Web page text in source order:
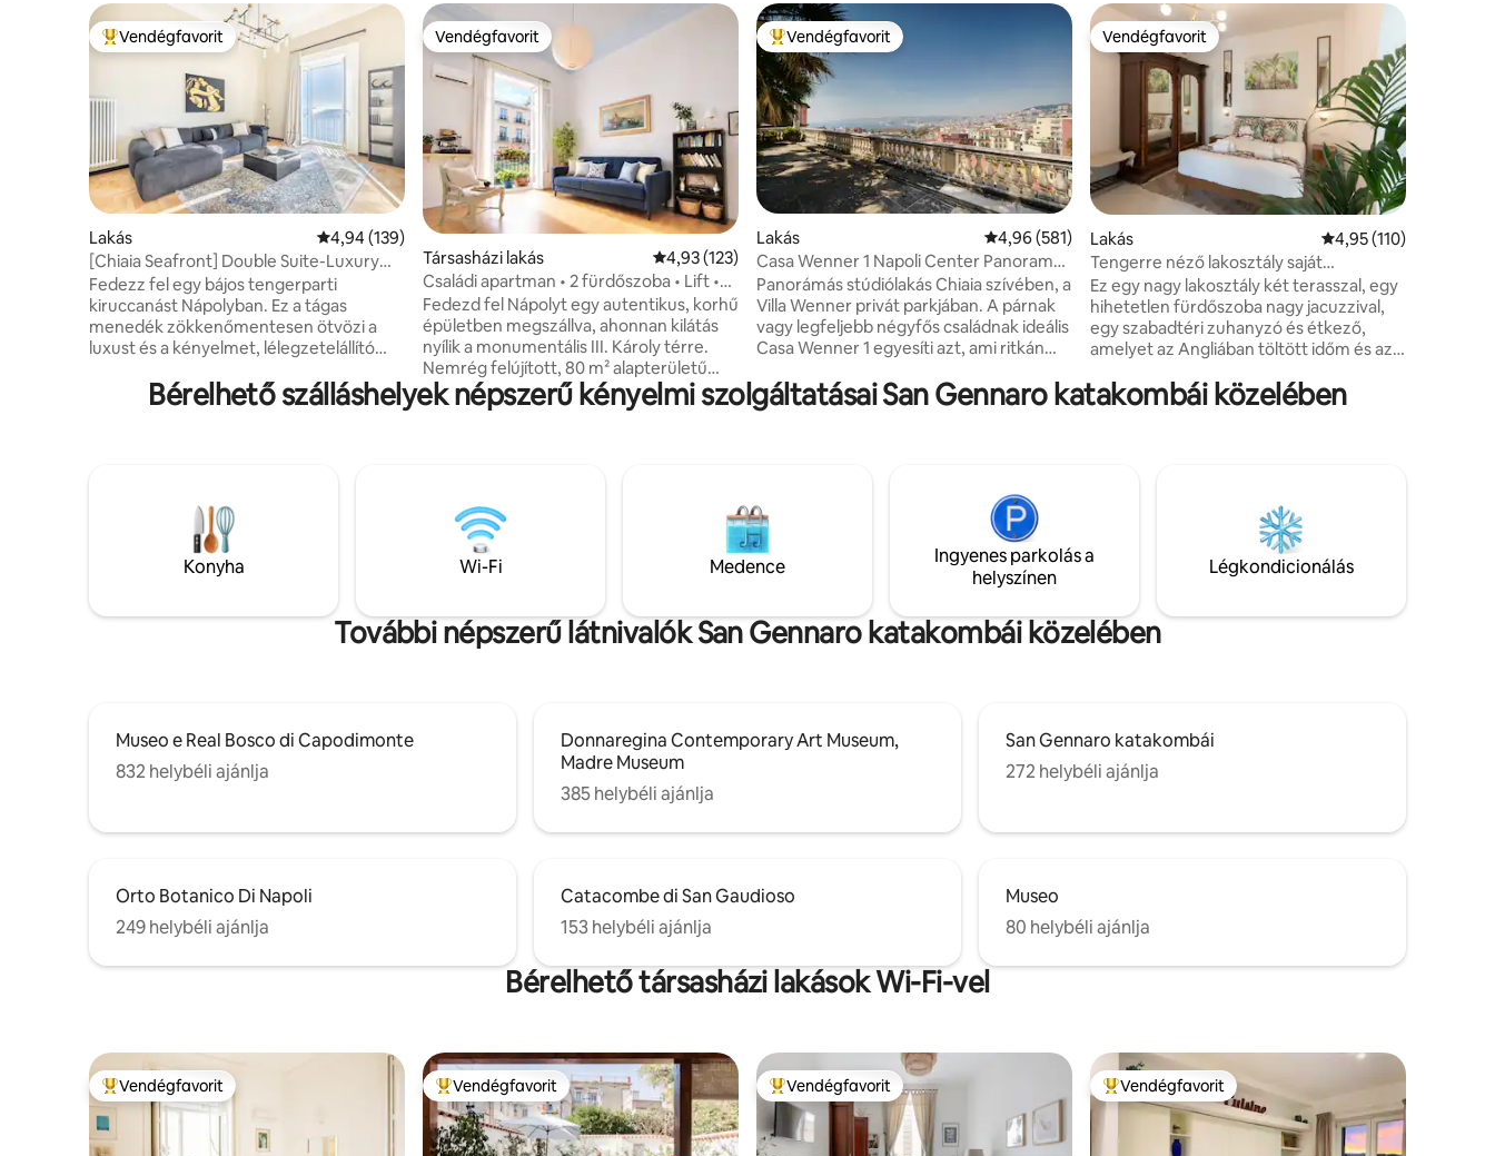
Kiemelt vendégfavorit
Vendégfavorit
Lakás Átlagos értékelés: 5/4,94, 139 vélemény
4,94 (139)
[Chiaia Seafront] Double Suite-Luxury
Design
Fedezz fel egy bájos tengerparti
kiruccanást Nápolyban. Ez a tágas
menedék zökkenőmentesen ötvözi a
luxust és a kényelmet, lélegzetelállító
dupla erkélyekről. Ismerd meg Nápoly
gazdag kultúráját, kóstold meg a helyi
romantikus kiruccanásra vagy családi
kalandra vágysz, az ingatlanunk minden
igényt kielégít. Tedd felejthetetlenné az
ott-tartózkodásodat Nápoly szívében.
Vendégfavorit
Vendégfavorit
Társasházi lakás Átlagos értékelés: 5/4,93, 123 vélemény
4,93 (123)
Családi apartman • 2 fürdőszoba • Lift •
Történelmi központ
Fedezd fel Nápolyt egy autentikus, korhű
épületben megszállva, ahonnan kilátás
nyílik a monumentális III. Károly térre.
Nemrég felújított, 80 m² alapterületű
apartman, ahol a díszített mennyezet, a
panorámás erkélyek és a modern
családok és legfeljebb 8 fős csoportok
számára, akik stílusosan szeretnék
megismerni a várost a valódi Nápoly
történelmével, eredetiségével és bájával
Kiemelt vendégfavorit
Vendégfavorit
Lakás Átlagos értékelés: 5/4,96, 581 vélemény
4,96 (581)
Casa Wenner 1 Napoli Center Panorama
Chiaia
Panorámás stúdiólakás Chiaia szívében, a
Villa Wenner privát parkjában. A párnak
vagy legfeljebb négyfős családnak ideális
Casa Wenner 1 egyesíti azt, ami ritkán
központi elhelyezkedés, csend,
zöldterület és kilátás az öbölre. Néhány
Chiaia metróval, a siklóval és a lifttel
könnyen eljuthatsz a történelmi
központba, Vomero városrészbe, a
szigetekre és a régészeti lelőhelyekre.
Vendégfavorit
Vendégfavorit
Lakás Átlagos értékelés: 5/
4,95 (110)
Tengerre néző lakosztály saját
pezsgőfürdővel és terasszal
Ez egy nagy lakosztály két terasszal, egy
hihetetlen fürdőszoba nagy jacuzzival,
egy szabadtéri zuhanyzó és étkező,
amelyet az Angliában töltött időm és az
hely központi elhelyezkedésű, a
teraszról pedig fantasztikus a kilátás.
része, ahol a konyha közös használatú,
amikor belépsz. Nincs liftünk, fel kell
sétálnod.
Bérelhető szálláshelyek népszerű kényelmi szolgáltatásai San Gennaro katakombái közelében
Konyha Wi-Fi Medence
Ingyenes parkolás a
helyszínen
Légkondicionálás
További népszerű látnivalók San Gennaro katakombái közelében
Museo e Real Bosco di Capodimonte
832 helybéli ajánlja
Donnaregina Contemporary Art Museum,
Madre Museum
385 helybéli ajánlja
San Gennaro katakombái
272 helybéli ajánlja
Orto Botanico Di Napoli
249 helybéli ajánlja
Catacombe di San Gaudioso
153 helybéli ajánlja
Museo
80 helybéli ajánlja
Bérelhető társasházi lakások Wi-Fi-vel
Kiemelt vendégfavorit
Vendégfavorit Kiemelt vendégfavorit
Vendégfavorit Kiemelt vendégfavorit
Vendégfavorit Kiemelt vendégfavorit
Vendégfavorit